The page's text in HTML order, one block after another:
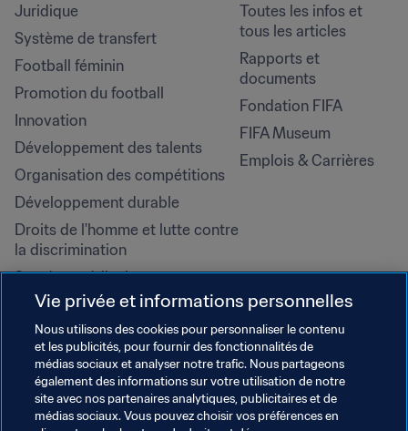
Juridique
Système de transfert
Football féminin
Promotion du football
Innovation
Développement des talents
Organisation des compétitions
Développement durable
Droits de l'homme et lutte contre
la discrimination
Santé et médical
Initiatives en matière de
formation
Toutes les infos et
tous les articles
Rapports et
documents
Fondation FIFA
FIFA Museum
Emplois & Carrières
Vie privée et informations personnelles
Nous utilisons des cookies pour personnaliser le contenu
et les publicités, pour fournir des fonctionnalités de
médias sociaux et analyser notre trafic. Nous partageons
également des informations sur votre utilisation de notre
site avec nos partenaires analytiques, publicitaires et de
médias sociaux. Vous pouvez choisir vos préférences en